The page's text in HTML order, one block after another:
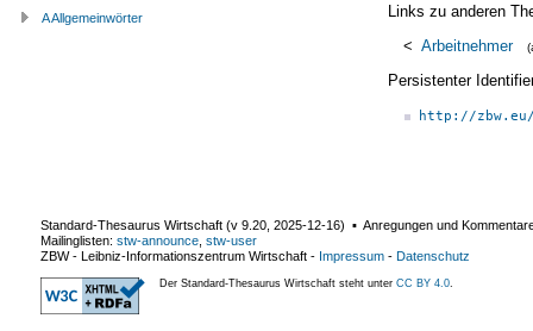
Links zu anderen
< Arbeitnehmer
Persistenter
http://
A Allgemeinwörter
Standard-Thesaurus Wirtschaft (v 9.20 2025-12-16) ▪ Anregungen und
Mailinglisten: stw-announce stw-user
ZBW - Leibniz-Informationszentrum Wirtschaft - Impressum - Datenschutz
Der Standard-Thesaurus Wirtschaft steht unter CC BY 4.0